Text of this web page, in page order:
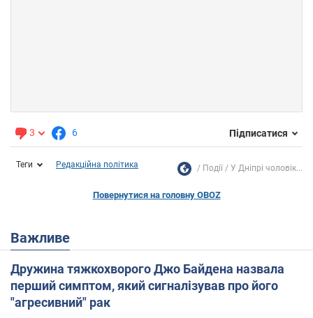
3 6 Підписатися
Теги Редакційна політика Події У Дніпрі чоловік...
Повернутися на головну OBOZ
Важливе
Дружина тяжкохворого Джо Байдена назвала
перший симптом, який сигналізував про його
"агресивний" рак